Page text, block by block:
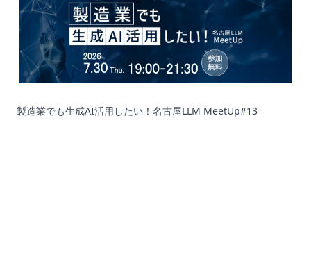
製造業でも生成AI活用したい！名古屋LLM MeetUp#13